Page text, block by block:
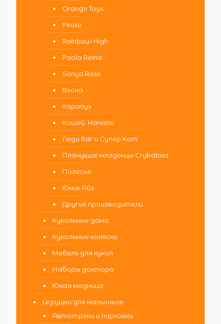
Orange Toys
Pituso
Rainbow High
Paola Reina
Sonya Rose
Весна
Карапуз
Кощей. Начало
Леди Баг и Супер Кот
Плачущие младенцы Crybabies
Полесье
Юник Айз
Другие производители
Кукольные дома
Кукольные коляски
Мебель для кукол
Наборы доктора
Юная модница
Игрушки для мальчиков
Автотреки и парковки